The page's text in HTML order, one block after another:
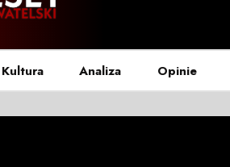
Kultura Analiza Opinie